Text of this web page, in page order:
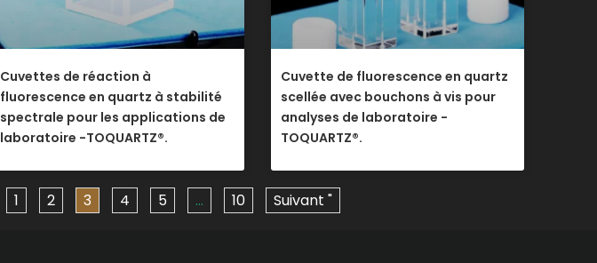
Cuvettes de réaction à
fluorescence en quartz à stabilité
spectrale pour les applications de
laboratoire -TOQUARTZ®.
Cuvette de fluorescence en quartz
scellée avec bouchons à vis pour
analyses de laboratoire -
TOQUARTZ®.
1 2 3 4 5 … 10 Suivant "